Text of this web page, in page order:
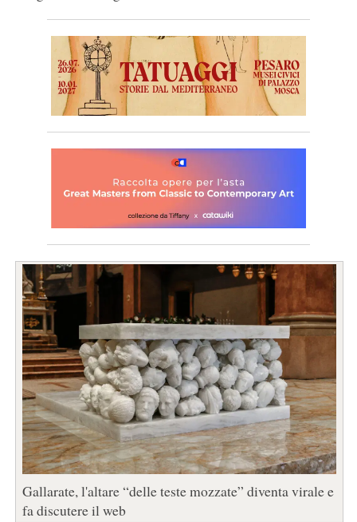
Gallarate, l'altare “delle teste mozzate” diventa virale e
fa discutere il web